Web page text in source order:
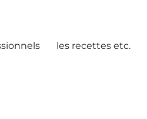
les recettes etc.